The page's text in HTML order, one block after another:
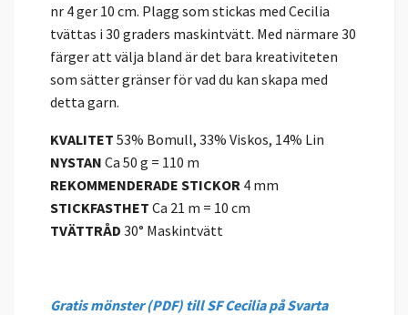
nr 4 ger 10 cm. Plagg som stickas med Cecilia
tvättas i 30 graders maskintvätt. Med närmare 30
färger att välja bland är det bara kreativiteten
som sätter gränser för vad du kan skapa med
detta garn.
KVALITET 53% Bomull, 33% Viskos, 14% Lin
NYSTAN Ca 50 g = 110 m
REKOMMENDERADE STICKOR 4 mm
STICKFASTHET Ca 21 m = 10 cm
TVÄTTRÅD 30° Maskintvätt
Gratis mönster (PDF) till SF Cecilia på Svarta